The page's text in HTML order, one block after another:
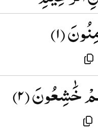
(۱)
خَٰشِعُونَ(۲)